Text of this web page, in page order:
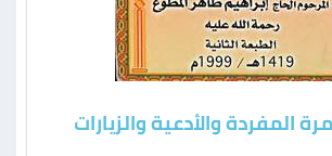
المفردة والأدعية والزيارات